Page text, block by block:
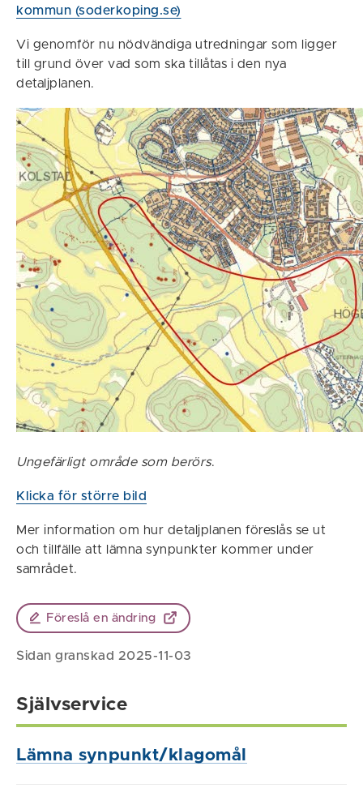
kommun (soderkoping.se)
Vi genomför nu nödvändiga utredningar som ligger
till grund över vad som ska tillåtas i den nya
detaljplanen.
Ungefärligt område som berörs.
Klicka för större bild
Mer information om hur detaljplanen föreslås se ut
och tillfälle att lämna synpunkter kommer under
samrådet.
Föreslå en ändring
Sidan granskad 2025-11-03
Självservice
Lämna synpunkt/klagomål